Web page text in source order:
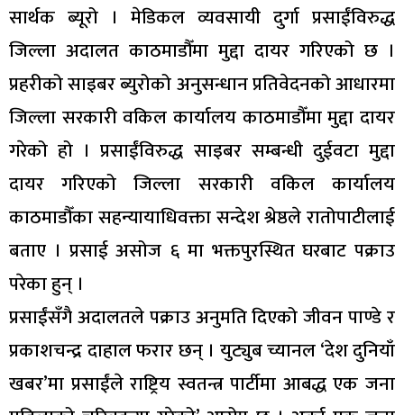
सार्थक ब्यूरो । मेडिकल व्यवसायी दुर्गा प्रसाईंविरुद्ध
जिल्ला अदालत काठमाडौँमा मुद्दा दायर गरिएको छ ।
प्रहरीको साइबर ब्युरोको अनुसन्धान प्रतिवेदनको आधारमा
जिल्ला सरकारी वकिल कार्यालय काठमाडौँमा मुद्दा दायर
गरेको हो । प्रसाईंविरुद्ध साइबर सम्बन्धी दुईवटा मुद्दा
दायर गरिएको जिल्ला सरकारी वकिल कार्यालय
काठमाडौँका सहन्यायाधिवक्ता सन्देश श्रेष्ठले रातोपाटीलाई
बताए । प्रसाई असोज ६ मा भक्तपुरस्थित घरबाट पक्राउ
परेका हुन् ।
प्रसाईंसँगै अदालतले पक्राउ अनुमति दिएको जीवन पाण्डे र
प्रकाशचन्द्र दाहाल फरार छन् । युट्युब च्यानल ‘देश दुनियाँ
खबर’मा प्रसाईंले राष्ट्रिय स्वतन्त्र पार्टीमा आबद्ध एक जना